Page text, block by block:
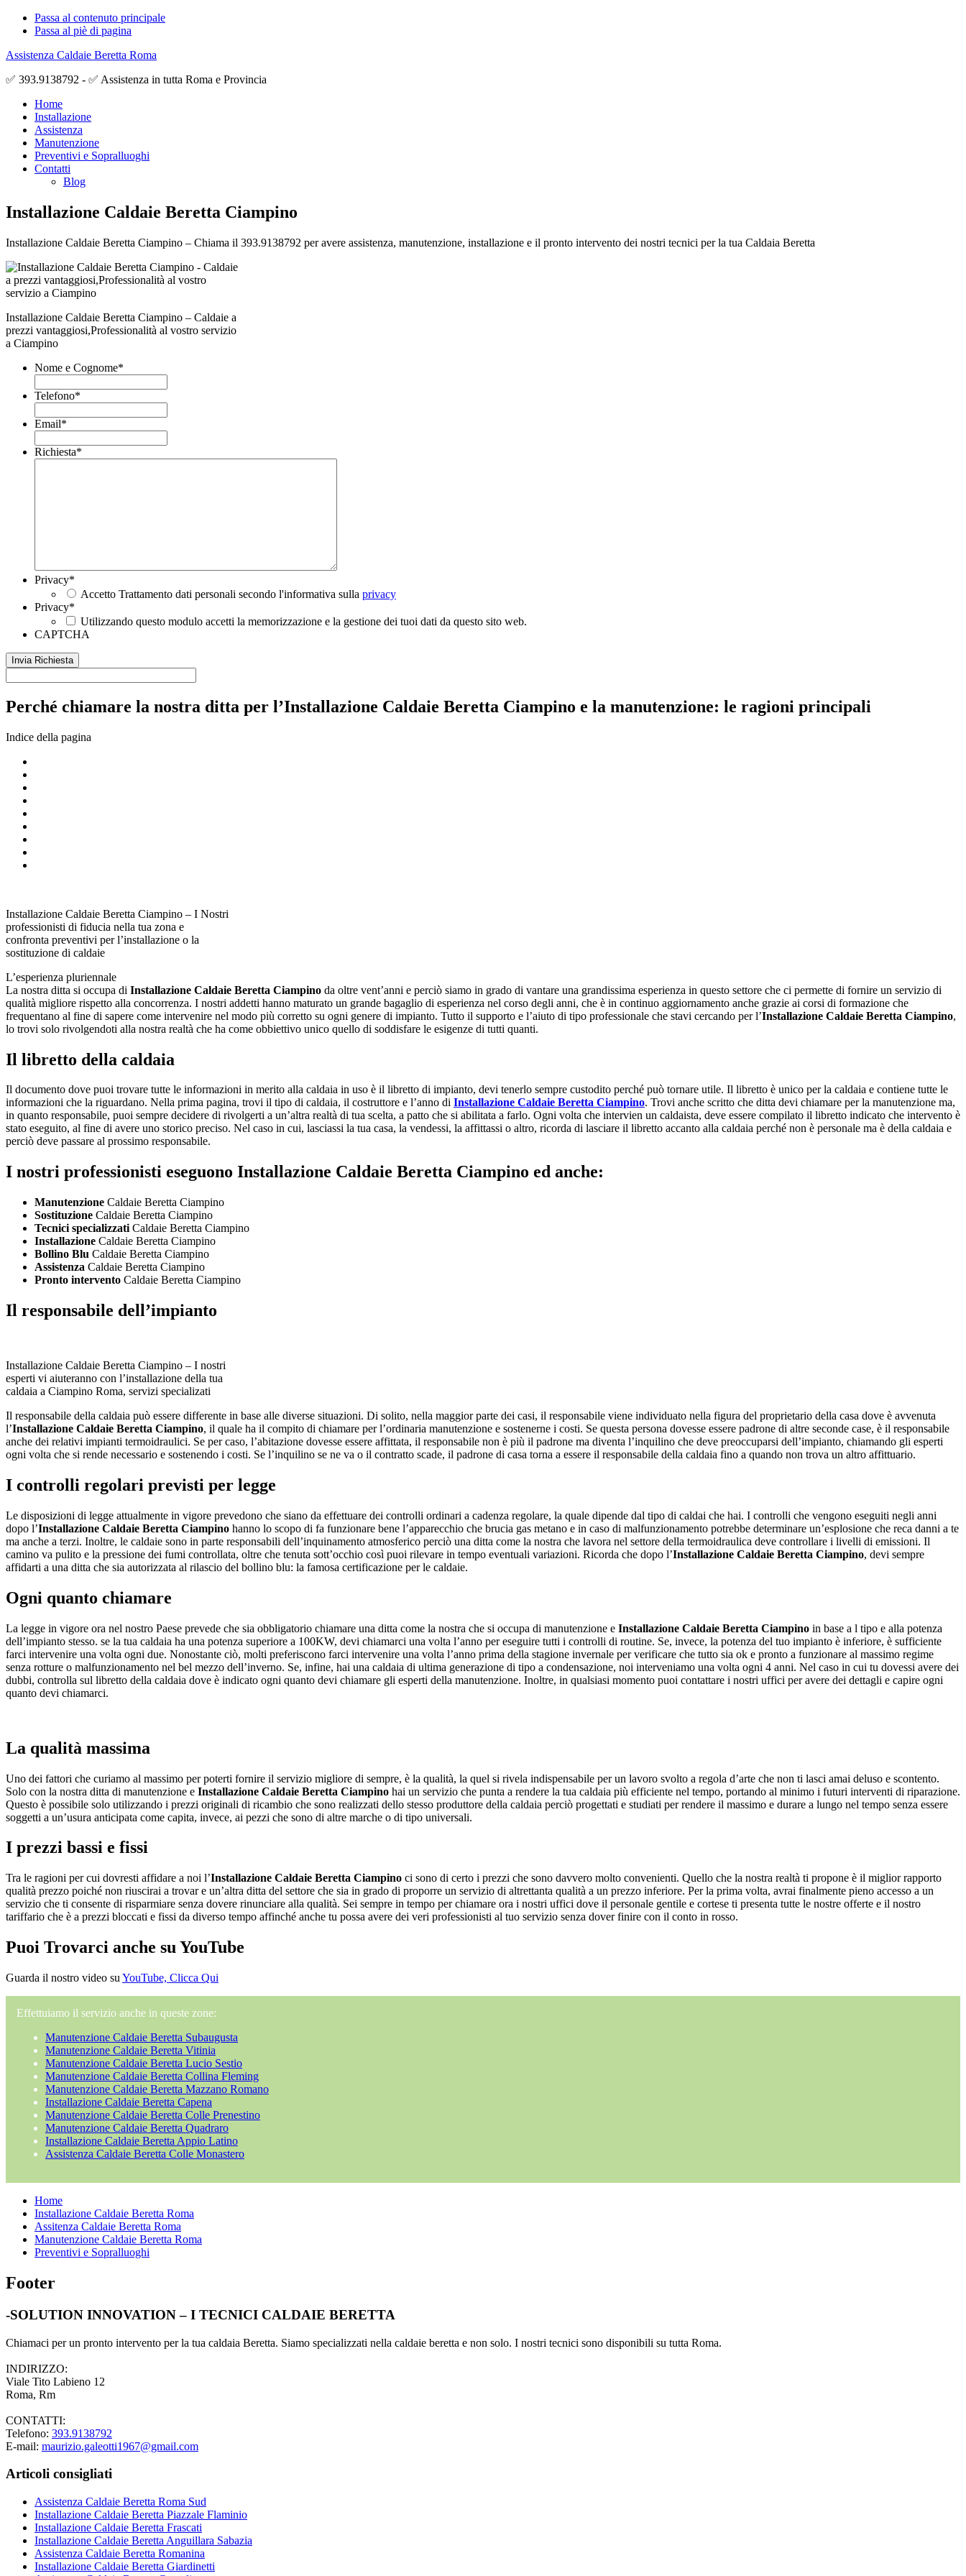
Passa al contenuto principale
Passa al piè di pagina
Assistenza Caldaie Beretta Roma
✅ 393.9138792 - ✅ Assistenza in tutta Roma e Provincia
Home
Installazione
Assistenza
Manutenzione
Preventivi e Sopralluoghi
Contatti
Blog
Installazione Caldaie Beretta Ciampino
Installazione Caldaie Beretta Ciampino – Chiama il 393.9138792 per avere assistenza, manutenzione, installazione e il pronto intervento dei nostri tecnici per la tua Caldaia Beretta
Installazione Caldaie Beretta Ciampino – Caldaie a
prezzi vantaggiosi,Professionalità al vostro servizio
a Ciampino
Nome e Cognome*
Telefono*
Email*
Richiesta*
Privacy*
Accetto Trattamento dati personali secondo l'informativa sulla privacy
Privacy*
Utilizzando questo modulo accetti la memorizzazione e la gestione dei tuoi dati da questo sito web.
CAPTCHA
Perché chiamare la nostra ditta per l’Installazione Caldaie Beretta Ciampino e la manutenzione: le ragioni principali
Indice della pagina
Installazione Caldaie Beretta Ciampino – I Nostri
professionisti di fiducia nella tua zona e
confronta preventivi per l’installazione o la
sostituzione di caldaie
L’esperienza pluriennale
La nostra ditta si occupa di Installazione Caldaie Beretta Ciampino da oltre vent’anni e perciò siamo in grado di vantare una grandissima esperienza in questo settore che ci permette di fornire un servizio di
qualità migliore rispetto alla concorrenza. I nostri addetti hanno maturato un grande bagaglio di esperienza nel corso degli anni, che è in continuo aggiornamento anche grazie ai corsi di formazione che
frequentano al fine di sapere come intervenire nel modo più corretto su ogni genere di impianto. Tutto il supporto e l’aiuto di tipo professionale che stavi cercando per l’Installazione Caldaie Beretta Ciampino,
lo trovi solo rivolgendoti alla nostra realtà che ha come obbiettivo unico quello di soddisfare le esigenze di tutti quanti.
Il libretto della caldaia
Il documento dove puoi trovare tutte le informazioni in merito alla caldaia in uso è il libretto di impianto, devi tenerlo sempre custodito perché può tornare utile. Il libretto è unico per la caldaia e contiene tutte le
informazioni che la riguardano. Nella prima pagina, trovi il tipo di caldaia, il costruttore e l’anno di Installazione Caldaie Beretta Ciampino. Trovi anche scritto che ditta devi chiamare per la manutenzione ma,
in quanto responsabile, puoi sempre decidere di rivolgerti a un’altra realtà di tua scelta, a patto che si abilitata a farlo. Ogni volta che intervien un caldaista, deve essere compilato il libretto indicato che intervento è
stato eseguito, al fine di avere uno storico preciso. Nel caso in cui, lasciassi la tua casa, la vendessi, la affittassi o altro, ricorda di lasciare il libretto accanto alla caldaia perché non è personale ma è della caldaia e
perciò deve passare al prossimo responsabile.
I nostri professionisti eseguono Installazione Caldaie Beretta Ciampino ed anche:
Manutenzione Caldaie Beretta Ciampino
Sostituzione Caldaie Beretta Ciampino
Tecnici specializzati Caldaie Beretta Ciampino
Installazione Caldaie Beretta Ciampino
Bollino Blu Caldaie Beretta Ciampino
Assistenza Caldaie Beretta Ciampino
Pronto intervento Caldaie Beretta Ciampino
Il responsabile dell’impianto
Installazione Caldaie Beretta Ciampino – I nostri
esperti vi aiuteranno con l’installazione della tua
caldaia a Ciampino Roma, servizi specializati
Il responsabile della caldaia può essere differente in base alle diverse situazioni. Di solito, nella maggior parte dei casi, il responsabile viene individuato nella figura del proprietario della casa dove è avvenuta
l’Installazione Caldaie Beretta Ciampino, il quale ha il compito di chiamare per l’ordinaria manutenzione e sostenerne i costi. Se questa persona dovesse essere padrone di altre seconde case, è il responsabile
anche dei relativi impianti termoidraulici. Se per caso, l’abitazione dovesse essere affittata, il responsabile non è più il padrone ma diventa l’inquilino che deve preoccuparsi dell’impianto, chiamando gli esperti
ogni volta che si rende necessario e sostenendo i costi. Se l’inquilino se ne va o il contratto scade, il padrone di casa torna a essere il responsabile della caldaia fino a quando non trova un altro affittuario.
I controlli regolari previsti per legge
Le disposizioni di legge attualmente in vigore prevedono che siano da effettuare dei controlli ordinari a cadenza regolare, la quale dipende dal tipo di caldai che hai. I controlli che vengono eseguiti negli anni
dopo l’Installazione Caldaie Beretta Ciampino hanno lo scopo di fa funzionare bene l’apparecchio che brucia gas metano e in caso di malfunzionamento potrebbe determinare un’esplosione che reca danni a te
ma anche a terzi. Inoltre, le caldaie sono in parte responsabili dell’inquinamento atmosferico perciò una ditta come la nostra che lavora nel settore della termoidraulica deve controllare i livelli di emissioni. Il
camino va pulito e la pressione dei fumi controllata, oltre che tenuta sott’occhio così puoi rilevare in tempo eventuali variazioni. Ricorda che dopo l’Installazione Caldaie Beretta Ciampino, devi sempre
affidarti a una ditta che sia autorizzata al rilascio del bollino blu: la famosa certificazione per le caldaie.
Ogni quanto chiamare
La legge in vigore ora nel nostro Paese prevede che sia obbligatorio chiamare una ditta come la nostra che si occupa di manutenzione e Installazione Caldaie Beretta Ciampino in base a l tipo e alla potenza
dell’impianto stesso. se la tua caldaia ha una potenza superiore a 100KW, devi chiamarci una volta l’anno per eseguire tutti i controlli di routine. Se, invece, la potenza del tuo impianto è inferiore, è sufficiente
farci intervenire una volta ogni due. Nonostante ciò, molti preferiscono farci intervenire una volta l’anno prima della stagione invernale per verificare che tutto sia ok e pronto a funzionare al massimo regime
senza rotture o malfunzionamento nel bel mezzo dell’inverno. Se, infine, hai una caldaia di ultima generazione di tipo a condensazione, noi interveniamo una volta ogni 4 anni. Nel caso in cui tu dovessi avere dei
dubbi, controlla sul libretto della caldaia dove è indicato ogni quanto devi chiamare gli esperti della manutenzione. Inoltre, in qualsiasi momento puoi contattare i nostri uffici per avere dei dettagli e capire ogni
quanto devi chiamarci.
La qualità massima
Uno dei fattori che curiamo al massimo per poterti fornire il servizio migliore di sempre, è la qualità, la quel si rivela indispensabile per un lavoro svolto a regola d’arte che non ti lasci amai deluso e scontento.
Solo con la nostra ditta di manutenzione e Installazione Caldaie Beretta Ciampino hai un servizio che punta a rendere la tua caldaia più efficiente nel tempo, portando al minimo i futuri interventi di riparazione.
Questo è possibile solo utilizzando i prezzi originali di ricambio che sono realizzati dello stesso produttore della caldaia perciò progettati e studiati per rendere il massimo e durare a lungo nel tempo senza essere
soggetti a un’usura anticipata come capita, invece, ai pezzi che sono di altre marche o di tipo universali.
I prezzi bassi e fissi
Tra le ragioni per cui dovresti affidare a noi l’Installazione Caldaie Beretta Ciampino ci sono di certo i prezzi che sono davvero molto convenienti. Quello che la nostra realtà ti propone è il miglior rapporto
qualità prezzo poiché non riuscirai a trovar e un’altra ditta del settore che sia in grado di proporre un servizio di altrettanta qualità a un prezzo inferiore. Per la prima volta, avrai finalmente pieno accesso a un
servizio che ti consente di risparmiare senza dovere rinunciare alla qualità. Sei sempre in tempo per chiamare ora i nostri uffici dove il personale gentile e cortese ti presenta tutte le nostre offerte e il nostro
tariffario che è a prezzi bloccati e fissi da diverso tempo affinché anche tu possa avere dei veri professionisti al tuo servizio senza dover finire con il conto in rosso.
Puoi Trovarci anche su YouTube
Guarda il nostro video su YouTube, Clicca Qui
Effettuiamo il servizio anche in queste zone:
Manutenzione Caldaie Beretta Subaugusta
Manutenzione Caldaie Beretta Vitinia
Manutenzione Caldaie Beretta Lucio Sestio
Manutenzione Caldaie Beretta Collina Fleming
Manutenzione Caldaie Beretta Mazzano Romano
Installazione Caldaie Beretta Capena
Manutenzione Caldaie Beretta Colle Prenestino
Manutenzione Caldaie Beretta Quadraro
Installazione Caldaie Beretta Appio Latino
Assistenza Caldaie Beretta Colle Monastero
Home
Installazione Caldaie Beretta Roma
Assitenza Caldaie Beretta Roma
Manutenzione Caldaie Beretta Roma
Preventivi e Sopralluoghi
Footer
-SOLUTION INNOVATION – I TECNICI CALDAIE BERETTA
Chiamaci per un pronto intervento per la tua caldaia Beretta. Siamo specializzati nella caldaie beretta e non solo. I nostri tecnici sono disponibili su tutta Roma.
INDIRIZZO:
Viale Tito Labieno 12
Roma, Rm
CONTATTI:
Telefono: 393.9138792
E-mail: maurizio.galeotti1967@gmail.com
Articoli consigliati
Assistenza Caldaie Beretta Roma Sud
Installazione Caldaie Beretta Piazzale Flaminio
Installazione Caldaie Beretta Frascati
Installazione Caldaie Beretta Anguillara Sabazia
Assistenza Caldaie Beretta Romanina
Installazione Caldaie Beretta Giardinetti